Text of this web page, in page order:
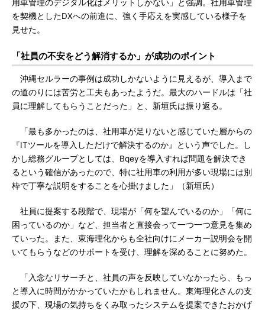
用車管理のデジタル化はメリットしかない」と強調。社用車管理
を契機としたDXへの前進に、強く手応えを実感している様子を
見せた。
「社員の不安をどう解消するか」が成功のポイント
沖縄セルラーの事例は成功しかないように見えるが、導入まで
の道のりには苦労と工夫もあったようだ。最大のハードルは「社
員に理解してもらうことだった」と、新垣氏は振り返る。
「最も多かったのは、社用車が足りないと感じていた層からの
『ITツールを導入しただけで解決するのか』という声でした。し
かし総務グループとしては、Bqeyを導入すれば問題を解決でき
るという確信があったので、特に社用車の利用が多い現場には別
枠で丁寧な説明をすることを心掛けました」（新垣氏）
社員に提案する段階で、現場が「何を望んでいるのか」「何に
困っているのか」など、担当者と直接会って一つ一つ意見を集め
ていった。また、東海理化からも全社向けにメーカー説明会を開
いてもらうなどのサポートを受け、理解を深めることに努めた。
「入念なリサーチと、社員の声を反映していなかったら、もっ
と導入に時間がかかっていたかもしれません。東海理化さんの支
援の下、現場の気持ちをくみ取ったシステムを提案できたおかげ